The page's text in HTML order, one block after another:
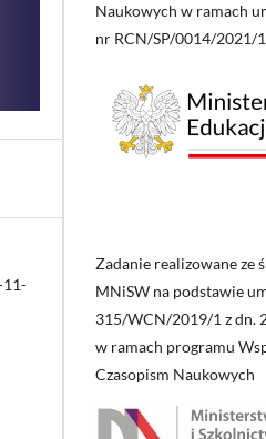
11-
Naukowych w ramach
nr RCN/SP/0014/2021/1
Zadanie realizowane ze
MNiSW na podstawie
315/WCN/2019/1 z dn.
w ramach programu
Czasopism Naukowych